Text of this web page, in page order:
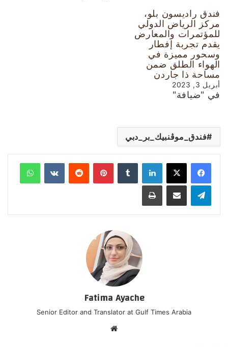
فندق راديسون بلو،
مركز الرياض الدولي
للمؤتمرات والمعارض
يقدم تجربة إفطار
وسحور مميزة في
الهواء الطلق ضمن
مساحة ذا جاردن
أبريل 3, 2023
في "ضيافة"
فندق_موڤنبيك_بر_دبي
لينكدإن بينتيريست
Fatima Ayache
Senior Editor and Translator at Gulf Times Arabia